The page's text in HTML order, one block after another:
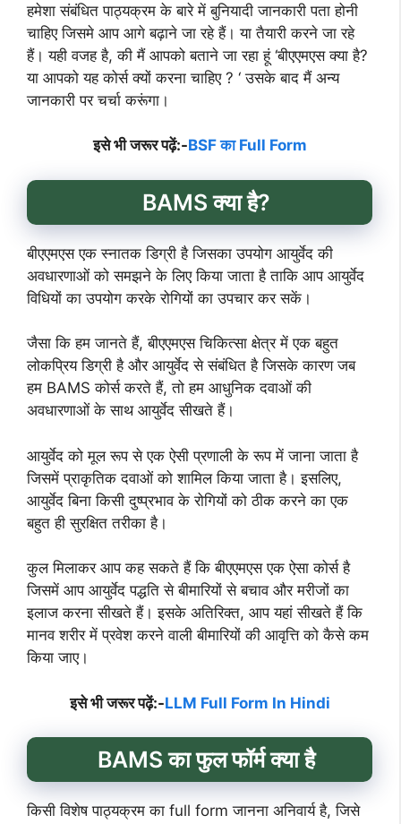
हमेशा संबंधित पाठ्यक्रम के बारे में बुनियादी जानकारी पता होनी
चाहिए जिसमे आप आगे बढ़ाने जा रहे हैं। या तैयारी करने जा रहे
हैं। यही वजह है, की मैं आपको बताने जा रहा हूं ‘बीएएमएस क्या है?
या आपको यह कोर्स क्यों करना चाहिए ? ‘ उसके बाद मैं अन्य
जानकारी पर चर्चा करूंगा।
इसे भी जरूर पढ़ें:-BSF का Full Form
BAMS क्या है?
बीएएमएस एक स्नातक डिग्री है जिसका उपयोग आयुर्वेद की
अवधारणाओं को समझने के लिए किया जाता है ताकि आप आयुर्वेद
विधियों का उपयोग करके रोगियों का उपचार कर सकें।
जैसा कि हम जानते हैं, बीएएमएस चिकित्सा क्षेत्र में एक बहुत
लोकप्रिय डिग्री है और आयुर्वेद से संबंधित है जिसके कारण जब
हम BAMS कोर्स करते हैं, तो हम आधुनिक दवाओं की
अवधारणाओं के साथ आयुर्वेद सीखते हैं।
आयुर्वेद को मूल रूप से एक ऐसी प्रणाली के रूप में जाना जाता है
जिसमें प्राकृतिक दवाओं को शामिल किया जाता है। इसलिए,
आयुर्वेद बिना किसी दुष्प्रभाव के रोगियों को ठीक करने का एक
बहुत ही सुरक्षित तरीका है।
कुल मिलाकर आप कह सकते हैं कि बीएएमएस एक ऐसा कोर्स है
जिसमें आप आयुर्वेद पद्धति से बीमारियों से बचाव और मरीजों का
इलाज करना सीखते हैं। इसके अतिरिक्त, आप यहां सीखते हैं कि
मानव शरीर में प्रवेश करने वाली बीमारियों की आवृत्ति को कैसे कम
किया जाए।
इसे भी जरूर पढ़ें:-LLM Full Form In Hindi
BAMS का फुल फॉर्म क्या है
किसी विशेष पाठ्यक्रम का full form जानना अनिवार्य है, जिसे